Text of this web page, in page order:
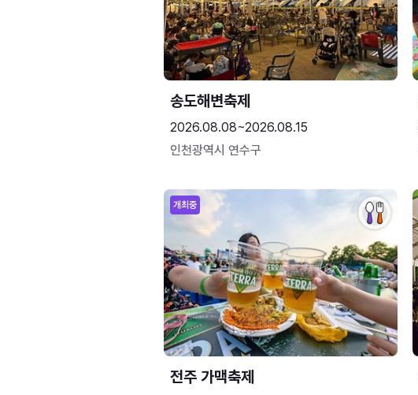
송도해변축제
2026.08.08~2026.08.15
인천광역시 연수구
개최중
전주 가맥축제